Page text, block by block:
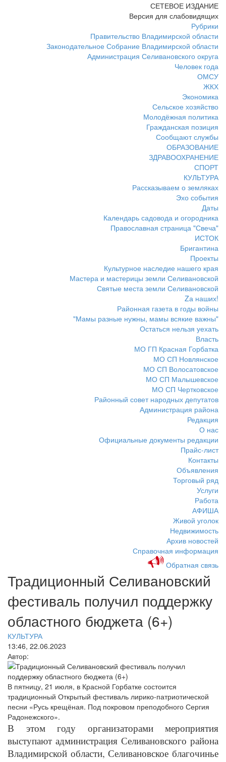
СЕТЕВОЕ ИЗДАНИЕ
Версия для слабовидящих
Рубрики
Правительство Владимирской области
Законодательное Собрание Владимирской области
Администрация Селивановского округа
Человек года
ОМСУ
ЖКХ
Экономика
Сельское хозяйство
Молодёжная политика
Гражданская позиция
Сообщают службы
ОБРАЗОВАНИЕ
ЗДРАВООХРАНЕНИЕ
СПОРТ
КУЛЬТУРА
Рассказываем о земляках
Эхо события
Даты
Календарь садовода и огородника
Православная страница "Свеча"
ИСТОК
Бригантина
Проекты
Культурное наследие нашего края
Мастера и мастерицы земли Селивановской
Святые места земли Селивановской
Zа наших!
Районная газета в годы войны
"Мамы разные нужны, мамы всякие важны"
Остаться нельзя уехать
Власть
МО ГП Красная Горбатка
МО СП Новлянское
МО СП Волосатовское
МО СП Малышевское
МО СП Чертковское
Районный совет народных депутатов
Администрация района
Редакция
О нас
Официальные документы редакции
Прайс-лист
Контакты
Объявления
Торговый ряд
Услуги
Работа
АФИША
Живой уголок
Недвижимость
Архив новостей
Справочная информация
Обратная связь
Традиционный Селивановский
фестиваль получил поддержку
областного бюджета (6+)
КУЛЬТУРА
13:46, 22.06.2023
Автор:
В пятницу, 21 июля, в Красной Горбатке состоится
традиционный Открытый фестиваль лирико-патриотической
песни «Русь крещёная. Под покровом преподобного Сергия
Радонежского».
В этом году организаторами мероприятия
выступают администрация Селивановского района
Владимирской области, Селивановское благочинье